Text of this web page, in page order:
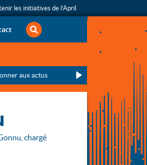
rechercher
aux actusde la saison en cours
chargé
les initiatives de l’April